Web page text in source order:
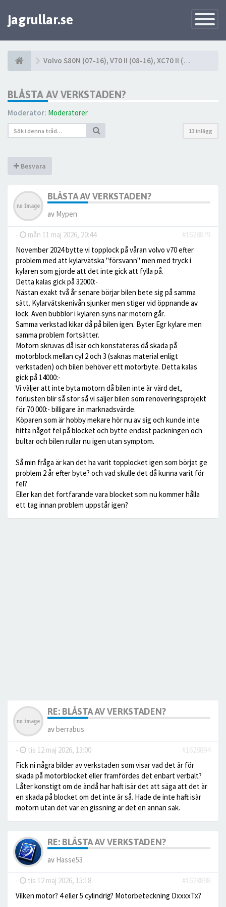
Toggle
jagrullar.se
Volvo S80N (07-16), V70 II (08-16), XC70 II (08-16)
BLÅSTA AV VERKSTADEN?
Moderator: Moderatorer
13 inlägg
Besvara
BLÅSTA AV VERKSTADEN?
av Mypen
- mån 11 maj 2026, 20:44
#1628879
November 2024 bytte vi topplock på våran volvo v70 efter
problem med att kylarvätska "försvann" men med tryck i
kylaren som gjorde att det inte gick att fylla på.
Detta kalas gick på 32000:-
Nästan exakt två år senare börjar bilen bete sig på samma
sätt. Kylarvätskenivån sjunker men stiger vid öppnande av
lock. Även bubblor i kylaren syns när motorn går.
Samma verkstad kikar då på bilen igen. Byter Egr kylare men
samma problem fortsätter.
Motorn skruvas då isär och konstateras då skada på
motorblock mellan cyl 2 och 3 (saknas material enligt
verkstaden) och bilen behöver ett motorbyte. Detta kalas
gick på 14000:-
Vi väljer att inte byta motorn då bilen inte är värd det,
förlusten blir så stor så vi säljer bilen som renoveringsprojekt
för 70 000:- billigare än marknadsvärde.
Köparen som är hobby mekare hör nu av sig och kunde inte
hitta något fel på blocket och bytte endast packningen och
bultar och bilen rullar nu igen utan symptom.
Så min fråga är kan det ha varit topplocket igen som börjat ge
problem 2 år efter byte? och vad skulle det då kunna varit för
fel?
Eller kan det fortfarande vara blocket som nu kommer hålla
ett tag innan problem uppstår igen?
RE: BLÅSTA AV VERKSTADEN?
avberrabus
- tis 12 maj 2026, 13:00
#1628894
Fick ni några bilder av verkstaden som visar vad det är för
skada på motorblocket eller framfördes det enbart verbalt?
Låter konstigt om de ändå har haft isär det att säga att det är
en skada på blocket om det inte är så. Hade de inte haft isär
motorn utan det var en gissning är det en annan sak.
RE: BLÅSTA AV VERKSTADEN?
av Hasse53
- tis 12 maj 2026, 15:18
#1628898
Vilken motor? 4 eller 5 cylindrig? Motorbeteckning DxxxxTx?